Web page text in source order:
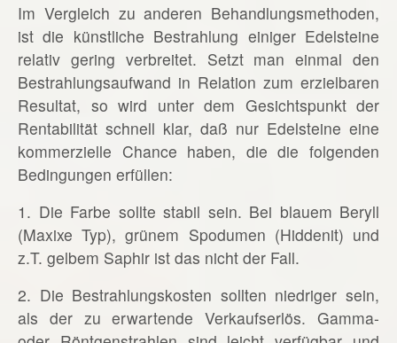
Im Vergleich zu anderen Behandlungsmethoden,
ist die künstliche Bestrahlung einiger Edelsteine
relativ gering verbreitet. Setzt man einmal den
Bestrahlungsaufwand in Relation zum erzielbaren
Resultat, so wird unter dem Gesichtspunkt der
Rentabilität schnell klar, daß nur Edelsteine eine
kommerzielle Chance haben, die die folgenden
Bedingungen erfüllen:
1. Die Farbe sollte stabil sein. Bei blauem Beryll
(Maxixe Typ), grünem Spodumen (Hiddenit) und
z.T. gelbem Saphir ist das nicht der Fall.
2. Die Bestrahlungskosten sollten niedriger sein,
als der zu erwartende Verkaufserlös. Gamma-